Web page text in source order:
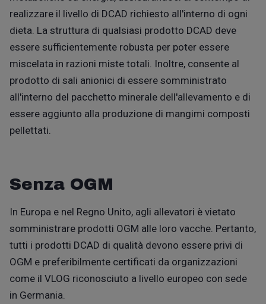
realizzare il livello di DCAD richiesto all'interno di ogni
dieta. La struttura di qualsiasi prodotto DCAD deve
essere sufficientemente robusta per poter essere
miscelata in razioni miste totali. Inoltre, consente al
prodotto di sali anionici di essere somministrato
all'interno del pacchetto minerale dell'allevamento e di
essere aggiunto alla produzione di mangimi composti
pellettati.
Senza OGM
In Europa e nel Regno Unito, agli allevatori è vietato
somministrare prodotti OGM alle loro vacche. Pertanto,
tutti i prodotti DCAD di qualità devono essere privi di
OGM e preferibilmente certificati da organizzazioni
come il VLOG riconosciuto a livello europeo con sede
in Germania.